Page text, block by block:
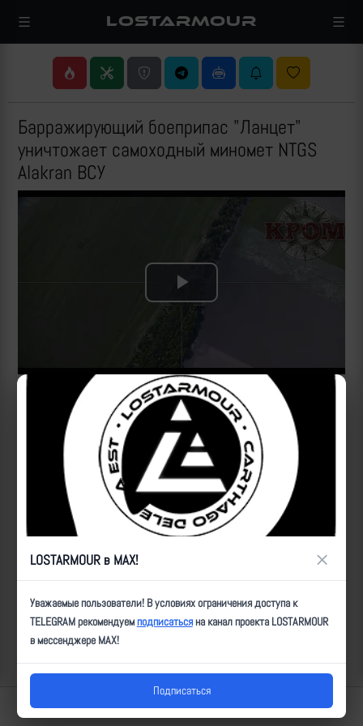
LOSTARMOUR
Барражирующий боеприпас "Ланцет"
уничтожает самоходный миномет NTGS
Alakran ВСУ
Play
Video
https://t.me/ugolizmeny/122
| Автор: ultz| Дата: 2023-08-15 | Просмотров:3126 | Теги:
САУ, уничтожен, мод_н
Популярные за сегодня видео
Lostarmour | Carthago Delenda Est | 2014-2026
LOSTARMOUR в MAX! ×
Уважаемые пользователи! В условиях ограничения доступа к
TELEGRAM рекомендуемподписатьсяна канал проекта LOSTARMOUR
в мессенджере MAX!
Подписаться